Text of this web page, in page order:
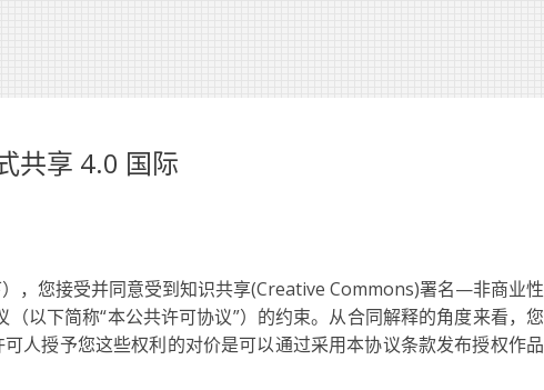
共享 4.0 国际
，您接受并同意受到知识共享(Creative Commons)署名—非商业性
以下简称“本公共许可协议”）的约束。从合同解释的角度来看，您
人授予您这些权利的对价是可以通过采用本协议条款发布授权作品